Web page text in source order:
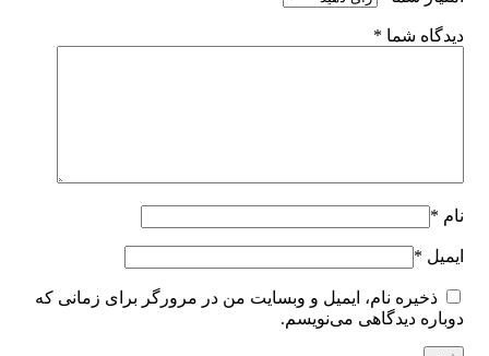
دیدگاه شما *
نام *
ایمیل *
ذخیره نام، ایمیل و وبسایت من در مرورگر برای زمانی که
دوباره دیدگاهی می‌نویسم.